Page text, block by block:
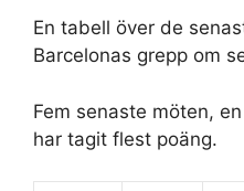
En tabell över de
Barcelonas grepp om
Fem senaste möten,
har tagit flest poäng.